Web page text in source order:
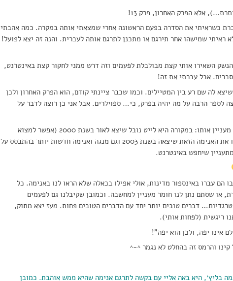
אלא הפרק האחרון, פרק 13!
כשראיתי את הסדרה בפעם הראשונה אחרי שמצאתי אותה במקרה. כמה אהבתי
שמישהו אחר תירגם או מתכנן לתרגם אותה לעברית. והנה זה יצא לפועל!
השאירו אותי קצת מבולבלת לפעמים וזה דרש ממני לחקור קצת באינטרנט,
אבל עברתי את זה!
לה שם רע בין המטיילים. וכמו שכבר ציינתי קודם, הוא הפרק האחרון ולכן
לספר הרבה על מה יהיה בפרק, כי… ספוילרים. אבל אני כן רוצה לדבר על
אז, המסע של קינו: העולם היפה! קצת רקע למי שזה מעניין אותו: במקורה היא לייט נובל שיצא לאור בשנת 2000 (אפשר למצוא
בתרגום לאנגלית באינטרנט למי שאוהב לקרוא). עשו את האנימה הזאת שיצאה בשנת 2003 וגם מנגה ואנימה חדשות יותר בהתבסס על
שיחפש באינטרנט.
הם עברו באינספור מדינות, אולי אפילו בכאלה שלא הראו לנו באנימה. כל
או שסתם נתן לנו חומר מעניין למחשבה. וכמובן שקיבלנו גם לפעמים
דברים טובים יותר יחד עם הדברים הטובים פחות. מעז יצא מתוק,
ריגשית (לפחות אותי).
אינו יפה, ולכן הוא יפה”!
קינו והרמס זה בהחלט לא נגמר ^-^
בליץ׳, היא באה אליי עם בקשה לתרגם אנימה שהיא ממש אוהבת. כמובן